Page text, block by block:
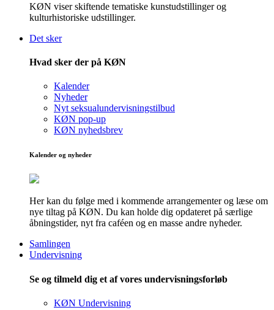
KØN viser skiftende tematiske kunstudstillinger og
kulturhistoriske udstillinger.
Det sker
Hvad sker der på KØN
Kalender
Nyheder
Nyt seksualundervisningstilbud
KØN pop-up
KØN nyhedsbrev
Kalender og nyheder
Her kan du følge med i kommende arrangementer og læse om
nye tiltag på KØN. Du kan holde dig opdateret på særlige
åbningstider, nyt fra caféen og en masse andre nyheder.
Samlingen
Undervisning
Se og tilmeld dig et af vores undervisningsforløb
KØN Undervisning